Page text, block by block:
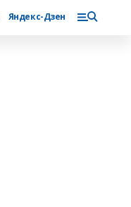
Яндекс-Дзен